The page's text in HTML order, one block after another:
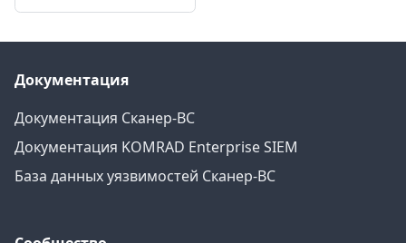
Документация
Документация Сканер-ВС
Документация KOMRAD Enterprise SIEM
База данных уязвимостей Сканер-ВС